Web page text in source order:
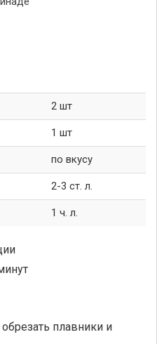
2 шт
1 шт
по вкусу
2-3 ст. л.
1 ч. л.
плавники и